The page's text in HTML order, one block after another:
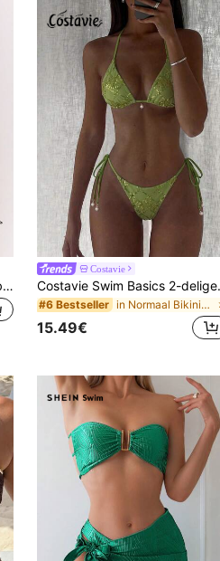
MUSERA Groene camouflage bikini top met contrasterende kleur en stringbroekje voor zomerse vakantie, Ibiza, festival en strandzwemmen
Costavie
Costavie Swim Basics 2-delige
#6 Bestseller in Normaal Bikini-sets die bij elkaar passen
15.49€